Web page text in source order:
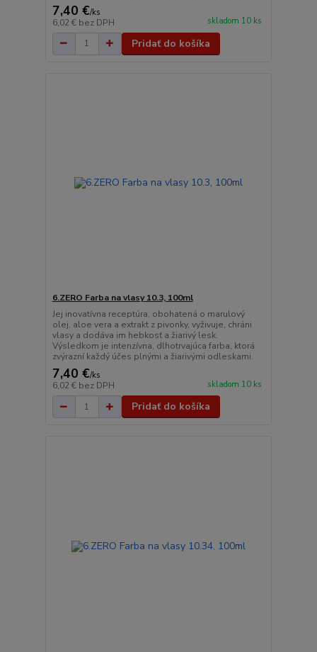
7,40 €/ks
6,02 € bez DPH skladom 10 ks
Pridať do košíka
6.ZERO Farba na vlasy 10.3, 100ml
Jej inovatívna receptúra, obohatená o marulový
olej, aloe vera a extrakt z pivonky, vyživuje, chráni
vlasy a dodáva im hebkosť a žiarivý lesk.
Výsledkom je intenzívna, dlhotrvajúca farba, ktorá
zvýrazní každý účes plnými a žiarivými odleskami.
7,40 €/ks
6,02 € bez DPH skladom 10 ks
Pridať do košíka